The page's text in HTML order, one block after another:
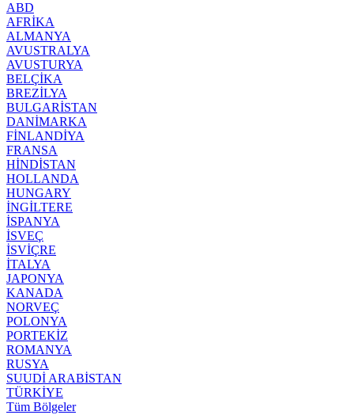
ABD
AFRİKA
ALMANYA
AVUSTRALYA
AVUSTURYA
BELÇİKA
BREZİLYA
BULGARİSTAN
DANİMARKA
FİNLANDİYA
FRANSA
HİNDİSTAN
HOLLANDA
HUNGARY
İNGİLTERE
İSPANYA
İSVEÇ
İSVİÇRE
İTALYA
JAPONYA
KANADA
NORVEÇ
POLONYA
PORTEKİZ
ROMANYA
RUSYA
SUUDİ ARABİSTAN
TÜRKİYE
Tüm Bölgeler